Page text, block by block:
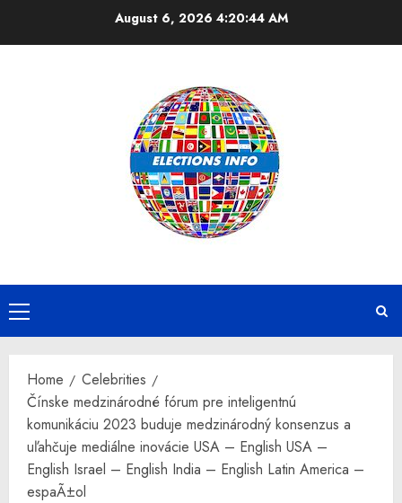
August 6, 2026 4:20:45 AM
Primary
Menu
Home
Celebrities
Čínske medzinárodné fórum pre inteligentnú
komunikáciu 2023 buduje medzinárodný konsenzus a
uľahčuje mediálne inovácie USA – English USA –
English Israel – English India – English Latin America –
espaÃ±ol